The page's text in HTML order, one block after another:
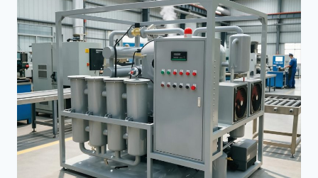
估
5
大
指
+
类
方
法
+
ISO